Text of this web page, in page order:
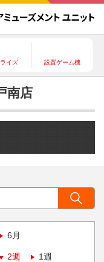
イズ 設置ゲーム機
南店
6月
2週 1週